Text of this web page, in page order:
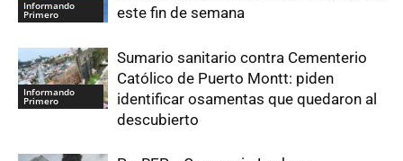
Informando
Primero
este fin de semana
Informando
Primero
Sumario sanitario contra Cementerio
Católico de Puerto Montt: piden
identificar osamentas que quedaron al
descubierto